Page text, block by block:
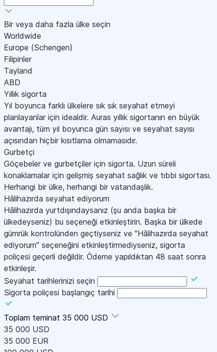
Bir veya daha fazla ülke seçin
Worldwide
Europe (Schengen)
Filipinler
Tayland
ABD
Yıllık sigorta
Yıl boyunca farklı ülkelere sık sık seyahat etmeyi
planlayanlar için idealdir. Auras yıllık sigortanın en büyük
avantajı, tüm yıl boyunca gün sayısı ve seyahat sayısı
açısından hiçbir kısıtlama olmamasıdır.
Gurbetçi
Göçebeler ve gurbetçiler için sigorta. Uzun süreli
konaklamalar için gelişmiş seyahat sağlık ve tıbbi sigortası.
Herhangi bir ülke, herhangi bir vatandaşlık.
Hâlihazırda seyahat ediyorum
Hâlihazırda yurtdışındaysanız (şu anda başka bir
ülkedeyseniz) bu seçeneği etkinleştirin. Başka bir ülkede
gümrük kontrolünden geçtiyseniz ve "Hâlihazırda seyahat
ediyorum" seçeneğini etkinleştirmediyseniz, sigorta
poliçesi geçerli değildir. Ödeme yapıldıktan 48 saat sonra
etkinleşir.
Seyahat tarihlerinizi seçin
Sigorta poliçesi başlangıç tarihi
Toplam teminat 35 000 USD
35 000 USD
35 000 EUR